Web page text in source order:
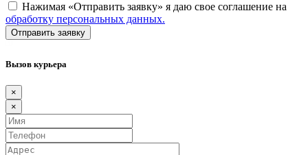
Нажимая «Отправить заявку» я даю свое соглашение на
обработку персональных данных.
Вызов курьера
×
×